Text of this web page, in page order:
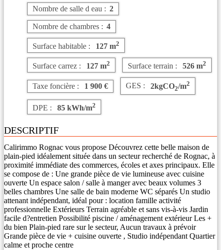
Nombre de salle d eau : 2
Nombre de chambres : 4
Surface habitable : 127 m2
Surface carrez : 127 m2 Surface terrain : 526 m2
Taxe foncière : 1 900 € GES : 2kgCO2/m2
DPE : 85 kWh/m2
DESCRIPTIF
Calirimmo Rognac vous propose Découvrez cette belle maison de
plain-pied idéalement située dans un secteur recherché de Rognac, à
proximité immédiate des commerces, écoles et axes principaux. Elle
se compose de : Une grande pièce de vie lumineuse avec cuisine
ouverte Un espace salon / salle à manger avec beaux volumes 3
belles chambres Une salle de bain moderne WC séparés Un studio
attenant indépendant, idéal pour : location famille activité
professionnelle Extérieurs Terrain agréable et sans vis-à-vis Jardin
facile d?entretien Possibilité piscine / aménagement extérieur Les +
du bien Plain-pied rare sur le secteur, Aucun travaux à prévoir
Grande pièce de vie + cuisine ouverte , Studio indépendant Quartier
calme et proche centre